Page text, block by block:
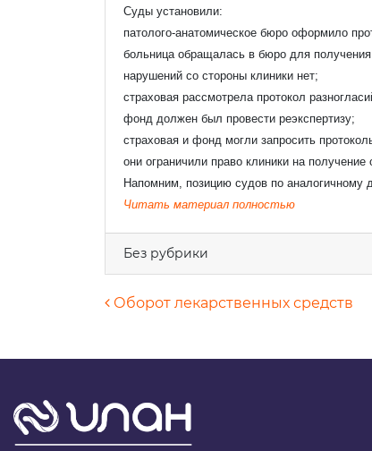
Суды установили:
патолого-анатомическое бюро оформило
больница обращалась в бюро для
нарушений со стороны клиники нет;
страховая рассмотрела протокол
фонд должен был провести реэкспертизу;
страховая и фонд могли запросить
они ограничили право клиники на
Напомним, позицию судов по
Читать материал полностью
Без рубрики
Навигация по
Оборот лекарственных средств